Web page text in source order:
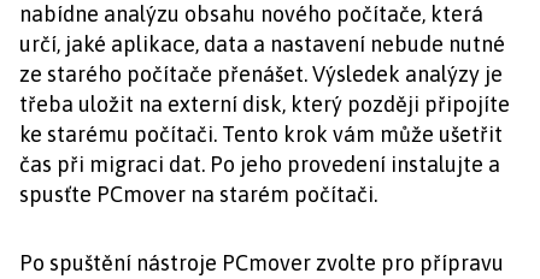
nabídne analýzu obsahu nového počítače, která
určí, jaké aplikace, data a nastavení nebude nutné
ze starého počítače přenášet. Výsledek analýzy je
třeba uložit na externí disk, který později připojíte
ke starému počítači. Tento krok vám může ušetřit
čas při migraci dat. Po jeho provedení instalujte a
spusťte PCmover na starém počítači.
Po spuštění nástroje PCmover zvolte pro přípravu